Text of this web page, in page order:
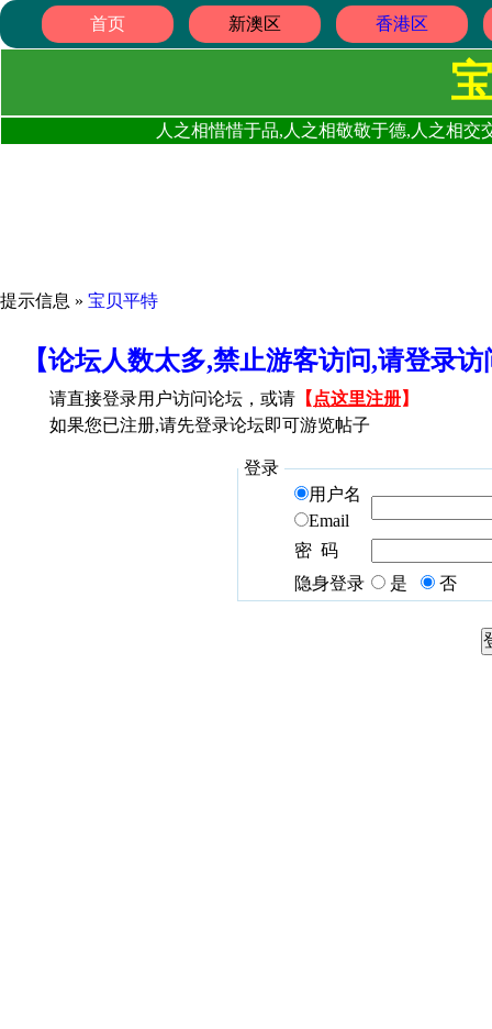
首页 新澳区 香港区
人之相惜惜于品,人之相敬敬于德,人之相
提示信息 » 宝贝平特
【论坛人数太多,禁止游客访问,请登录
请直接登录用户访问论坛，或请 【 点这里注册】
如果您已注册,请先登录论坛即可游览帖子
登录
用户名
Email
密 码
隐身登录
是 否